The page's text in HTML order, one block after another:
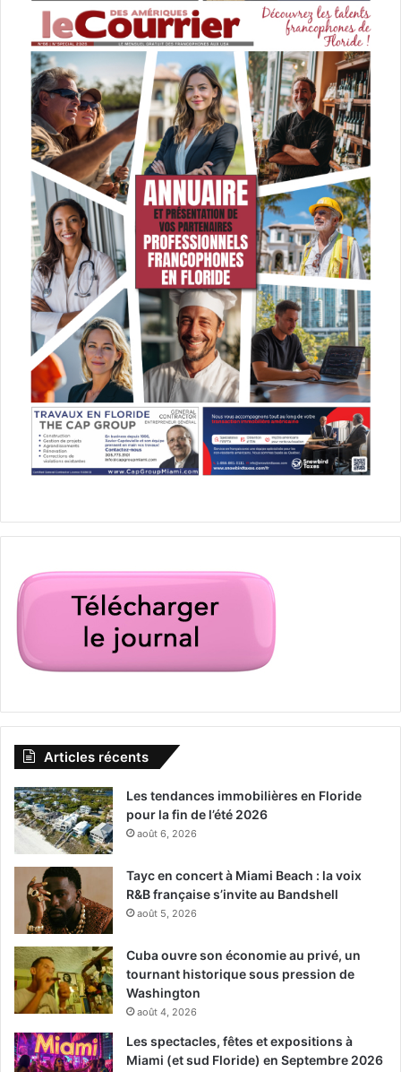
Articles récents
Les tendances immobilières en Floride
pour la fin de l’été 2026
août 6, 2026
Tayc en concert à Miami Beach : la voix
R&B française s’invite au Bandshell
août 5, 2026
Cuba ouvre son économie au privé, un
tournant historique sous pression de
Washington
août 4, 2026
Les spectacles, fêtes et expositions à
Miami (et sud Floride) en Septembre 2026